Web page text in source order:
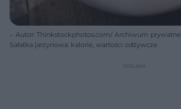
Autor: Thinkstockphotos.com/ Archiwum prywatne
Sałatka jarzynowa: kalorie, wartości odżywcze